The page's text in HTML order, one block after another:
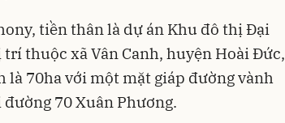
tiền thân là dự án Khu đô thị Đại
trí thuộc xã Vân Canh, huyện Hoài Đức,
là 70ha với một mặt giáp đường vành
70 Xuân Phương.